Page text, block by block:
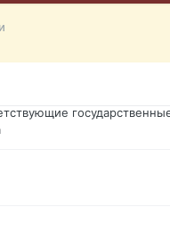
документов, то мы